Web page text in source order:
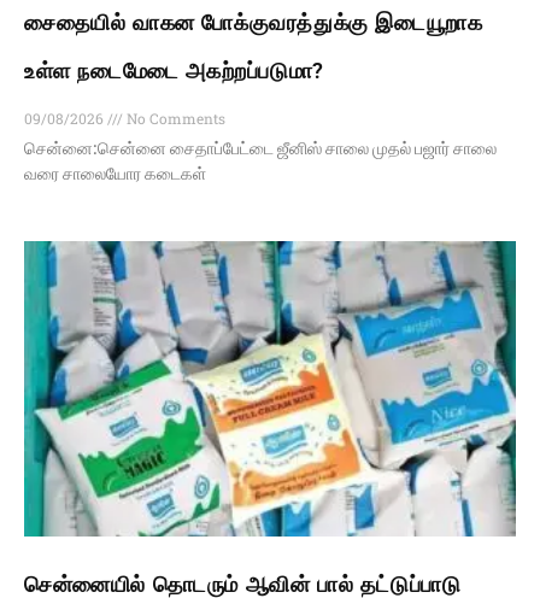
சைதையில் வாகன போக்குவரத்துக்கு இடையூறாக
உள்ள நடைமேடை அகற்றப்படுமா?
09/08/2026
No Comments
சென்னை:சென்னை சைதாப்பேட்டை ஜீனிஸ் சாலை முதல் பஜார் சாலை
வரை சாலையோர கடைகள்
சென்னையில் தொடரும் ஆவின் பால் தட்டுப்பாடு